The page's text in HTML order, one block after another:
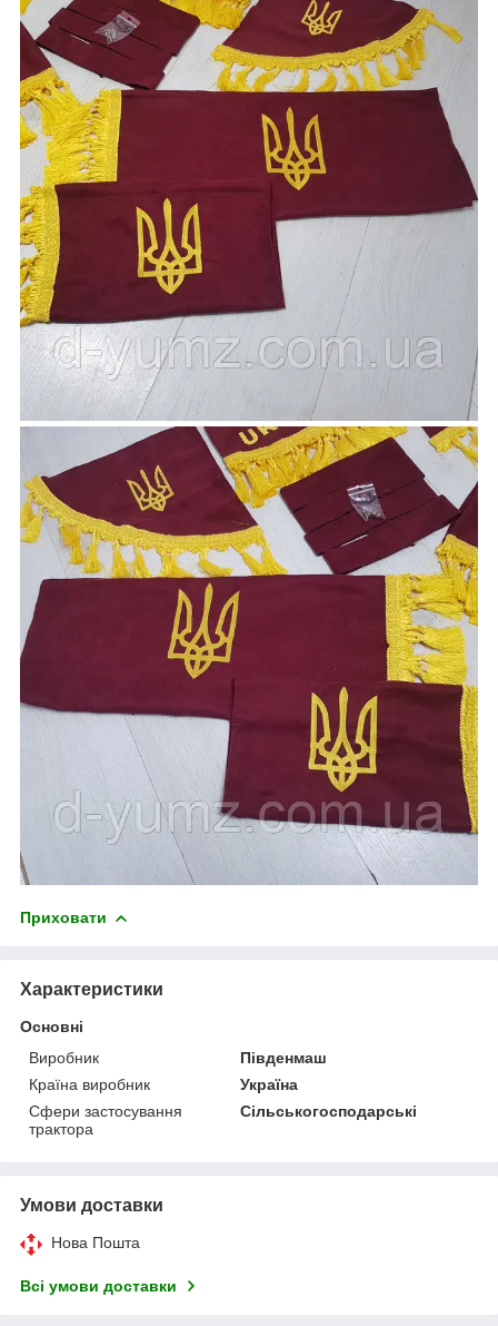
Приховати
Характеристики
Основні
Виробник
Південмаш
Країна виробник
Україна
Сфери застосування
трактора
Сільськогосподарські
Умови доставки
Нова Пошта
Всі умови доставки